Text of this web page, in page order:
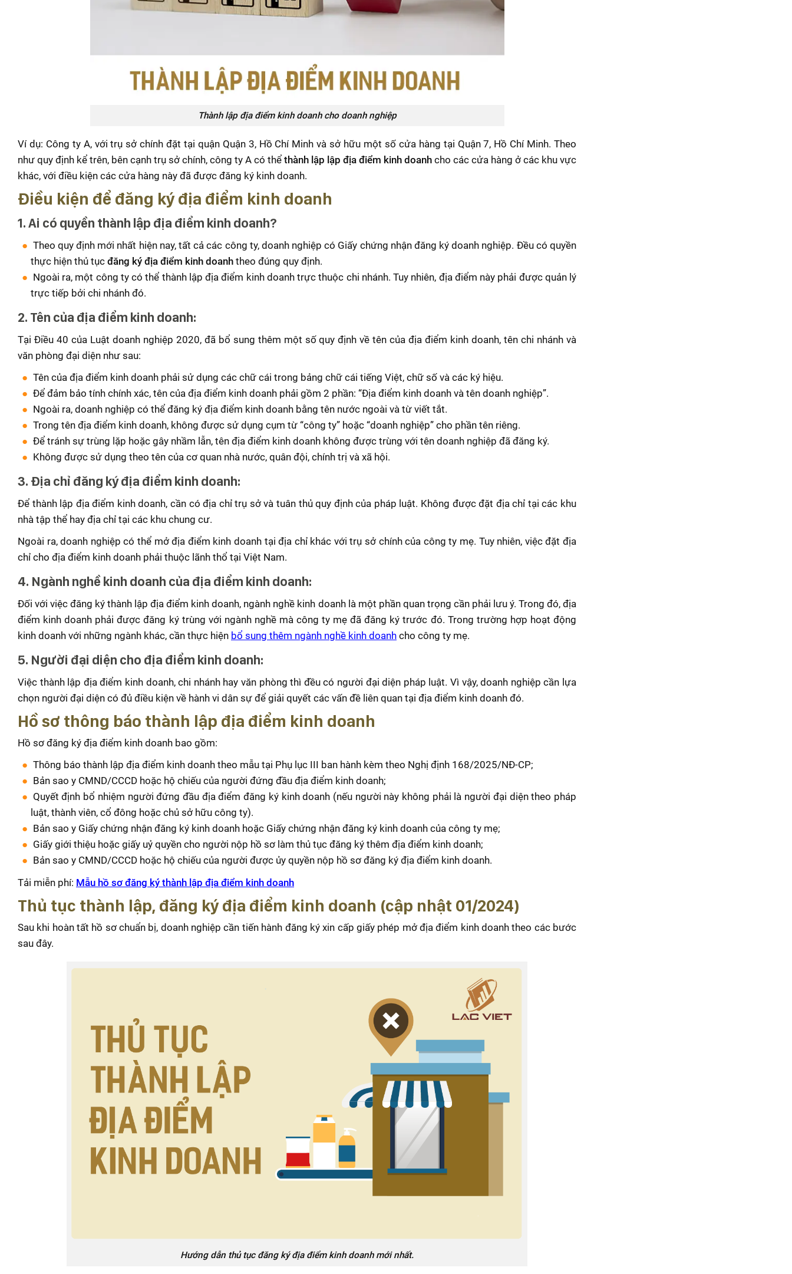
Thành lập địa điểm kinh doanh cho doanh nghiệp
Ví dụ: Công ty A, với trụ sở chính đặt tại quận Quận 3, Hồ Chí Minh và sở hữu một số cửa hàng tại Quận 7, Hồ Chí Minh. Theo
như quy định kể trên, bên cạnh trụ sở chính, công ty A có thể thành lập lập địa điểm kinh doanh cho các cửa hàng ở các khu vực
khác, với điều kiện các cửa hàng này đã được đăng ký kinh doanh.
Điều kiện để đăng ký địa điểm kinh doanh
1. Ai có quyền thành lập địa điểm kinh doanh?
Theo quy định mới nhất hiện nay, tất cả các công ty, doanh nghiệp có Giấy chứng nhận đăng ký doanh nghiệp. Đều có quyền
thực hiện thủ tụcđăng ký địa điểm kinh doanh theo đúng quy định.
Ngoài ra, một công ty có thể thành lập địa điểm kinh doanh trực thuộc chi nhánh. Tuy nhiên, địa điểm này phải được quản lý
trực tiếp bởi chi nhánh đó.
2. Tên của địa điểm kinh doanh:
Tại Điều 40 của Luật doanh nghiệp 2020, đã bổ sung thêm một số quy định về tên của địa điểm kinh doanh, tên chi nhánh và
văn phòng đại diện như sau:
Tên của địa điểm kinh doanh phải sử dụng các chữ cái trong bảng chữ cái tiếng Việt, chữ số và các ký hiệu.
Để đảm bảo tính chính xác, tên của địa điểm kinh doanh phải gồm 2 phần: “Địa điểm kinh doanh và tên doanh nghiệp”.
Ngoài ra, doanh nghiệp có thể đăng ký địa điểm kinh doanh bằng tên nước ngoài và từ viết tắt.
Trong tên địa điểm kinh doanh, không được sử dụng cụm từ “công ty” hoặc “doanh nghiệp” cho phần tên riêng.
Để tránh sự trùng lặp hoặc gây nhầm lẫn, tên địa điểm kinh doanh không được trùng với tên doanh nghiệp đã đăng ký.
Không được sử dụng theo tên của cơ quan nhà nước, quân đội, chính trị và xã hội.
3. Địa chỉ đăng ký địa điểm kinh doanh:
Để thành lập địa điểm kinh doanh, cần có địa chỉ trụ sở và tuân thủ quy định của pháp luật. Không được đặt địa chỉ tại các khu
nhà tập thể hay địa chỉ tại các khu chung cư.
Ngoài ra, doanh nghiệp có thể mở địa điểm kinh doanh tại địa chỉ khác với trụ sở chính của công ty mẹ. Tuy nhiên, việc đặt địa
chỉ cho địa điểm kinh doanh phải thuộc lãnh thổ tại Việt Nam.
4. Ngành nghề kinh doanh của địa điểm kinh doanh:
Đối với việc đăng ký thành lập địa điểm kinh doanh, ngành nghề kinh doanh là một phần quan trọng cần phải lưu ý. Trong đó, địa
điểm kinh doanh phải được đăng ký trùng với ngành nghề mà công ty mẹ đã đăng ký trước đó. Trong trường hợp hoạt động
kinh doanh với những ngành khác, cần thực hiện bổ sung thêm ngành nghề kinh doanh cho công ty mẹ.
5. Người đại diện cho địa điểm kinh doanh:
Việc thành lập địa điểm kinh doanh, chi nhánh hay văn phòng thì đều có người đại diện pháp luật. Vì vậy, doanh nghiệp cần lựa
chọn người đại diện có đủ điều kiện về hành vi dân sự để giải quyết các vấn đề liên quan tại địa điểm kinh doanh đó.
Hồ sơ thông báo thành lập địa điểm kinh doanh
Hồ sơ đăng ký địa điểm kinh doanh bao gồm:
Thông báo thành lập địa điểm kinh doanh theo mẫu tại Phụ lục III ban hành kèm theo Nghị định 168/2025/NĐ-CP;
Bản sao y CMND/CCCD hoặc hộ chiếu của người đứng đầu địa điểm kinh doanh;
Quyết định bổ nhiệm người đứng đầu địa điểm đăng ký kinh doanh (nếu người này không phải là người đại diện theo pháp
luật, thành viên, cổ đông hoặc chủ sở hữu công ty).
Bản sao y Giấy chứng nhận đăng ký kinh doanh hoặc Giấy chứng nhận đăng ký kinh doanh của công ty mẹ;
Giấy giới thiệu hoặc giấy uỷ quyền cho người nộp hồ sơ làm thủ tục đăng ký thêm địa điểm kinh doanh;
Bản sao y CMND/CCCD hoặc hộ chiếu của người được ủy quyền nộp hồ sơ đăng ký địa điểm kinh doanh.
Tải miễn phí: Mẫu hồ sơ đăng ký thành lập địa điểm kinh doanh
Thủ tục thành lập, đăng ký địa điểm kinh doanh (cập nhật 01/2024)
Sau khi hoàn tất hồ sơ chuẩn bị, doanh nghiệp cần tiến hành đăng ký xin cấp giấy phép mở địa điểm kinh doanh theo các bước
sau đây.
Hướng dẫn thủ tục đăng ký địa điểm kinh doanh mới nhất.